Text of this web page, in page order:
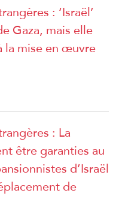
: ‘Israël’
Gaza, mais elle
la mise en œuvre
: La
être garanties au
d’Israël
de